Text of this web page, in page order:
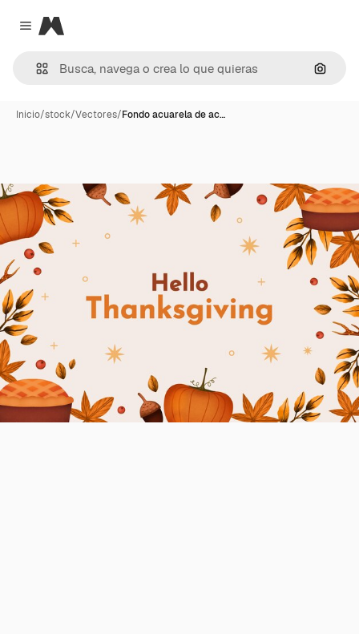
Close menu
Magnific
Inicio/stock/Vectores/Fondo acuarela de ac…